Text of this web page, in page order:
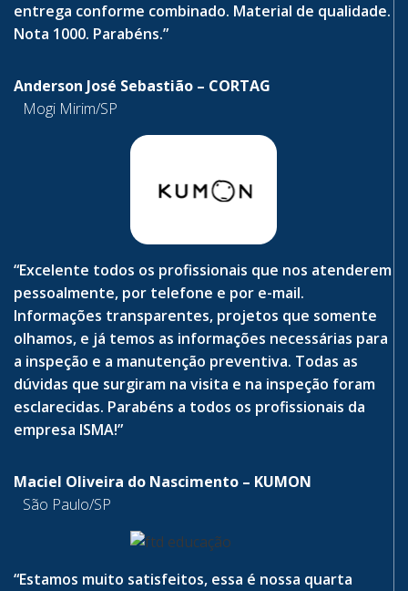
entrega conforme combinado. Material de qualidade.
Nota 1000. Parabéns.”
Anderson José Sebastião – CORTAG
Mogi Mirim/SP
“Excelente todos os profissionais que nos atenderem
pessoalmente, por telefone e por e-mail.
Informações transparentes, projetos que somente
olhamos, e já temos as informações necessárias para
a inspeção e a manutenção preventiva. Todas as
dúvidas que surgiram na visita e na inspeção foram
esclarecidas. Parabéns a todos os profissionais da
empresa ISMA!”
Maciel Oliveira do Nascimento – KUMON
São Paulo/SP
“Estamos muito satisfeitos, essa é nossa quarta